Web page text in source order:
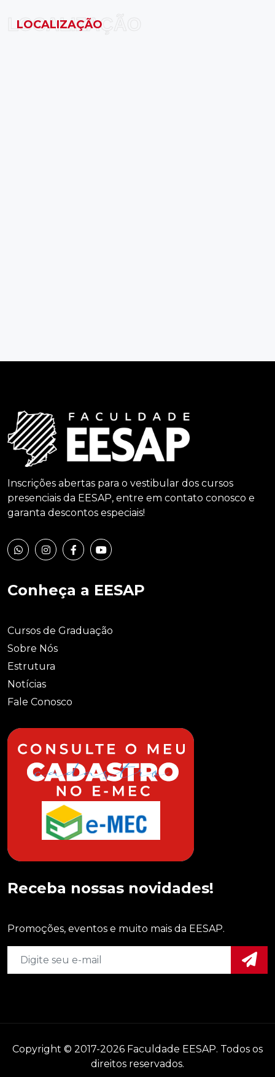
LOCALIZAÇÃO
LOCALIZAÇÃO
Inscrições abertas para o vestibular dos cursos
presenciais da EESAP, entre em contato conosco e
garanta descontos especiais!
Conheça a EESAP
Cursos de Graduação
Sobre Nós
Estrutura
Notícias
Fale Conosco
Receba nossas novidades!
Promoções, eventos e muito mais da EESAP.
Copyright © 2017-2026 Faculdade EESAP. Todos os
direitos reservados.